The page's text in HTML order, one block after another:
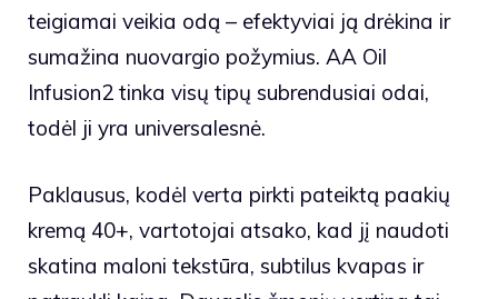
teigiamai veikia odą – efektyviai ją drėkina ir
sumažina nuovargio požymius. AA Oil
Infusion2 tinka visų tipų subrendusiai odai,
todėl ji yra universalesnė.
Paklausus, kodėl verta pirkti pateiktą paakių
kremą 40+, vartotojai atsako, kad jį naudoti
skatina maloni tekstūra, subtilus kvapas ir